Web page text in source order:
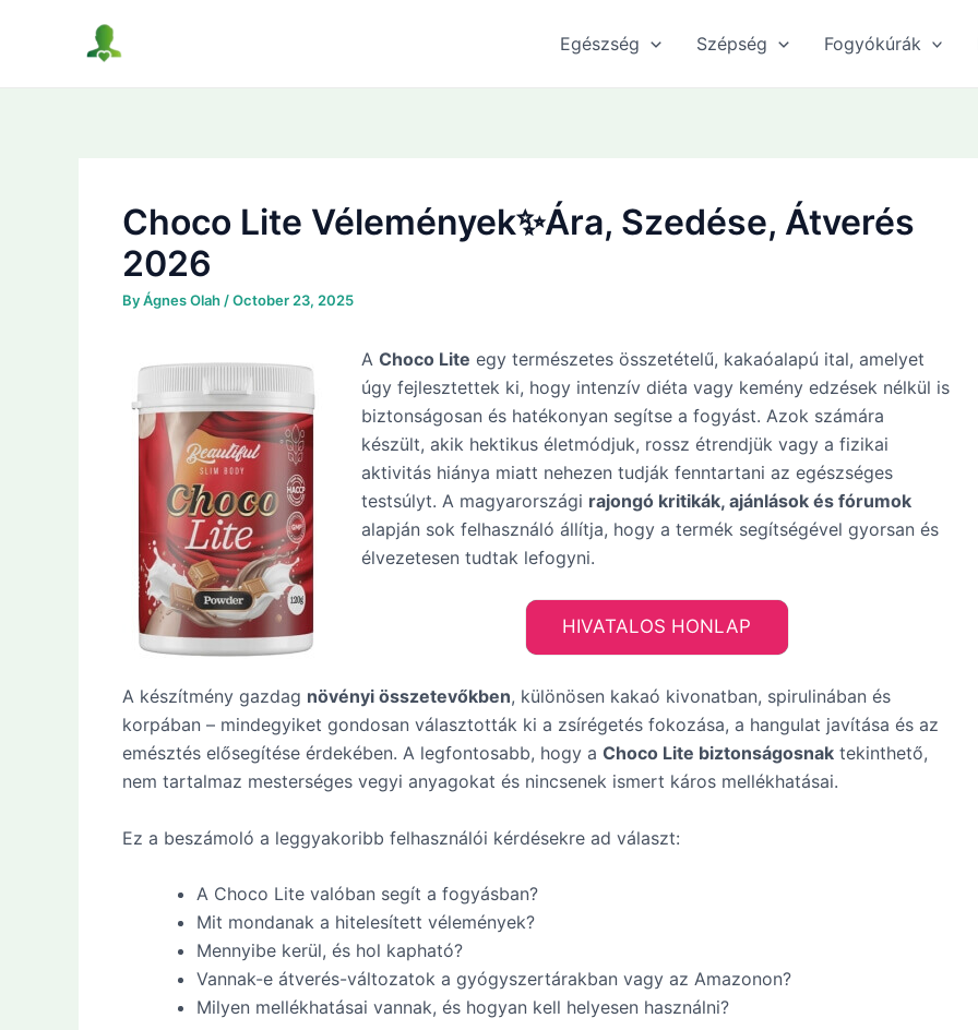
Egészség Szépség Fogyókúrák
Choco Lite Vélemények✨Ára, Szedése, Átverés
2026
ByÁgnes Olah /October 23, 2025
A Choco Lite egy természetes összetételű, kakaóalapú ital, amelyet
úgy fejlesztettek ki, hogy intenzív diéta vagy kemény edzések nélkül is
biztonságosan és hatékonyan segítse a fogyást. Azok számára
készült, akik hektikus életmódjuk, rossz étrendjük vagy a fizikai
aktivitás hiánya miatt nehezen tudják fenntartani az egészséges
testsúlyt. A magyarországi rajongó kritikák, ajánlások és fórumok
alapján sok felhasználó állítja, hogy a termék segítségével gyorsan és
élvezetesen tudtak lefogyni.
HIVATALOS HONLAP
A készítmény gazdag növényi összetevőkben, különösen kakaó kivonatban, spirulinában és
korpában – mindegyiket gondosan választották ki a zsírégetés fokozása, a hangulat javítása és az
emésztés elősegítése érdekében. A legfontosabb, hogy a Choco Lite biztonságosnak tekinthető,
nem tartalmaz mesterséges vegyi anyagokat és nincsenek ismert káros mellékhatásai.
Ez a beszámoló a leggyakoribb felhasználói kérdésekre ad választ:
A Choco Lite valóban segít a fogyásban?
Mit mondanak a hitelesített vélemények?
Mennyibe kerül, és hol kapható?
Vannak-e átverés-változatok a gyógyszertárakban vagy az Amazonon?
Milyen mellékhatásai vannak, és hogyan kell helyesen használni?